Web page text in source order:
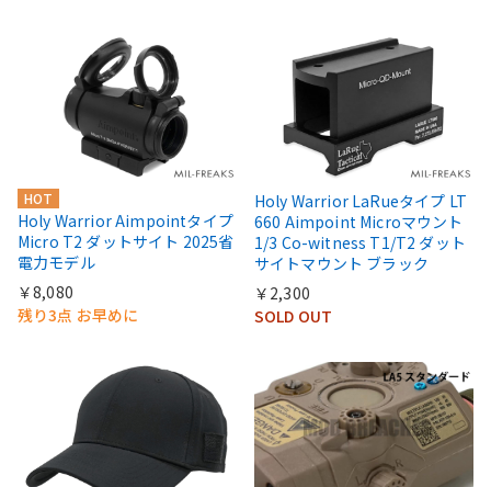
HOT
Holy Warrior Aimpointタイプ
Micro T2 ダットサイト 2025省
電力モデル
￥8,080
残り3点 お早めに
Holy Warrior LaRueタイプ LT
660 Aimpoint Microマウント
1/3 Co-witness T1/T2 ダット
サイトマウント ブラック
￥2,300
SOLD OUT